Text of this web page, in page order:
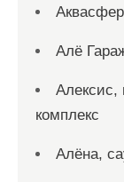
Алё
Алексис,
комплекс
Алёна,